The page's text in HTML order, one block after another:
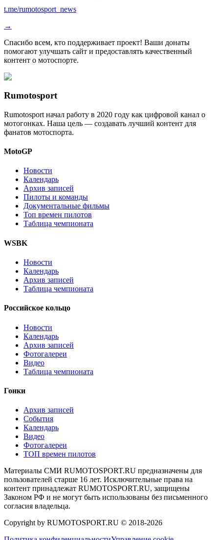
t.me/rumotosport_news
→
Спасибо всем, кто поддерживает проект! Ваши донаты
помогают улучшать сайт и предоставлять качественный
контент о мотоспорте.
Rumotosport
Rumotosport начал работу в 2020 году как цифровой канал о
мотогонках. Наша цель — создавать лучший контент для
фанатов мотоспорта.
MotoGP
Новости
Календарь
Архив записей
Пилоты и команды
Документальные фильмы
Топ времен пилотов
Таблица чемпионата
WSBK
Новости
Календарь
Архив записей
Таблица чемпионата
Российское кольцо
Новости
Календарь
Архив записей
Фотогалереи
Видео
Таблица чемпионата
Гонки
Архив записей
События
Календарь
Видео
Фотогалереи
ТОП времен пилотов
Материалы СМИ RUMOTOSPORT.RU предназначены для
пользователей старше 16 лет. Исключительные права на
контент принадлежат RUMOTOSPORT.RU, защищены
Законом РФ и не могут быть использованы без письменного
согласия владельца.
Copyright by RUMOTOSPORT.RU © 2018-2026